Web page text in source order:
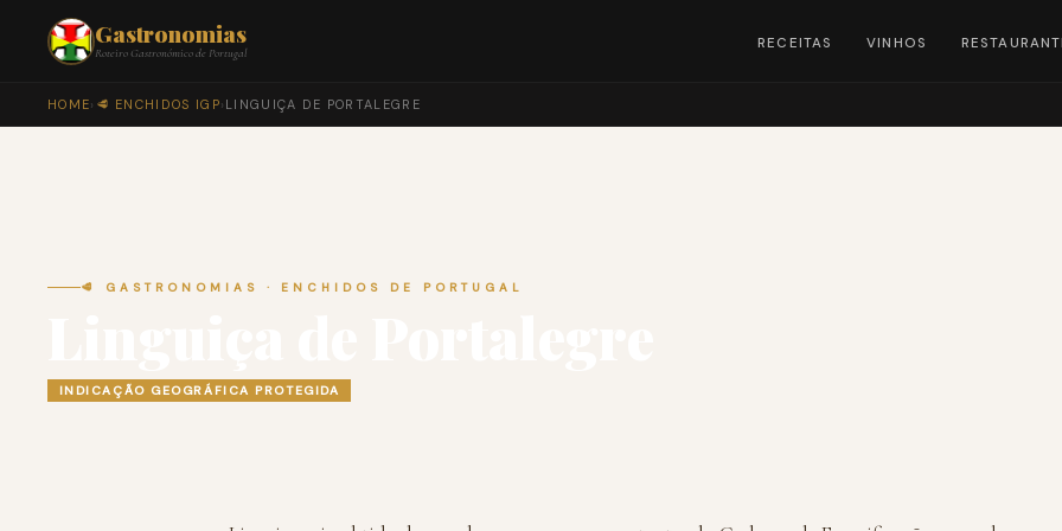
Gastronomias
Roteiro Gastronómico de Portugal RECEITAS VINHOS
HOME› 🥩 ENCHIDOS IGP› LINGUIÇA DE PORTALEGRE
🥩 GASTRONOMIAS · ENCHIDOS DE PORTUGAL
INDICAÇÃO GEOGRÁFICA PROTEGIDA